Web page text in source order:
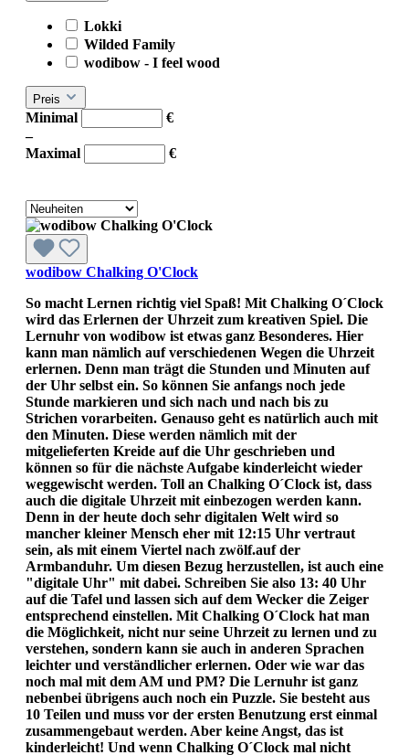
Lokki
Wilded Family
wodibow - I feel wood
Preis
Minimal
€
–
Maximal
€
wodibow Chalking O'Clock
So macht Lernen richtig viel Spaß! Mit Chalking O´Clock
wird das Erlernen der Uhrzeit zum kreativen Spiel. Die
Lernuhr von wodibow ist etwas ganz Besonderes. Hier
kann man nämlich auf verschiedenen Wegen die Uhrzeit
erlernen. Denn man trägt die Stunden und Minuten auf
der Uhr selbst ein. So können Sie anfangs noch jede
Stunde markieren und sich nach und nach bis zu
Strichen vorarbeiten. Genauso geht es natürlich auch mit
den Minuten. Diese werden nämlich mit der
mitgelieferten Kreide auf die Uhr geschrieben und
können so für die nächste Aufgabe kinderleicht wieder
weggewischt werden. Toll an Chalking O´Clock ist, dass
auch die digitale Uhrzeit mit einbezogen werden kann.
Denn in der heute doch sehr digitalen Welt wird so
mancher kleiner Mensch eher mit 12:15 Uhr vertraut
sein, als mit einem Viertel nach zwölf.auf der
Armbanduhr. Um diesen Bezug herzustellen, ist auch eine
"digitale Uhr" mit dabei. Schreiben Sie also 13: 40 Uhr
auf die Tafel und lassen sich auf dem Wecker die Zeiger
entsprechend einstellen. Mit Chalking O´Clock hat man
die Möglichkeit, nicht nur seine Uhrzeit zu lernen und zu
verstehen, sondern kann sie auch in anderen Sprachen
leichter und verständlicher erlernen. Oder wie war das
noch mal mit dem AM und PM? Die Lernuhr ist ganz
nebenbei übrigens auch noch ein Puzzle. Sie besteht aus
10 Teilen und muss vor der ersten Benutzung erst einmal
zusammengebaut werden. Aber keine Angst, das ist
kinderleicht! Und wenn Chalking O´Clock mal nicht